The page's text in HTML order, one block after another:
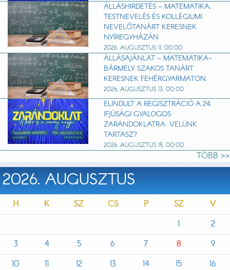
ÁLLÁSHIRDETÉS – MATEMATIKA,
TESTNEVELÉS ÉS KOLLÉGIUMI
NEVELŐTANÁRT KERESNEK
NYÍREGYHÁZÁN
2026. AUGUSZTUS 11. 00:00
ÁLLÁSAJÁNLAT – MATEMATIKA-
BÁRMELY SZAKOS TANÁRT
KERESNEK FEHÉRGYARMATON
2026. AUGUSZTUS 13. 00:00
ELINDULT A REGISZTRÁCIÓ A 24.
IFJÚSÁGI GYALOGOS
ZARÁNDOKLATRA. VELÜNK
TARTASZ?
2026. AUGUSZTUS 15. 00:00
TÖBB >>
2026. AUGUSZTUS
H K SZ CS P SZ
V
1
2
3
4 5 6 7 8
9
10
11 12 13 14 15 16